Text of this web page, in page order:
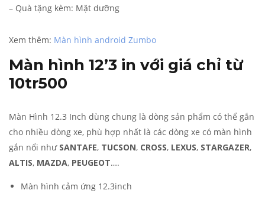
– Quà tặng kèm: Mặt dưỡng
Xem thêm: Màn hình android Zumbo
Màn hình 12’3 in với giá chỉ từ
10tr500
Màn Hình 12.3 Inch dùng chung là dòng sản phẩm có thể gắn
cho nhiều dòng xe, phù hợp nhất là các dòng xe có màn hình
gắn nổi như SANTAFE, TUCSON, CROSS, LEXUS, STARGAZER,
ALTIS, MAZDA, PEUGEOT….
Màn hình cảm ứng 12.3inch